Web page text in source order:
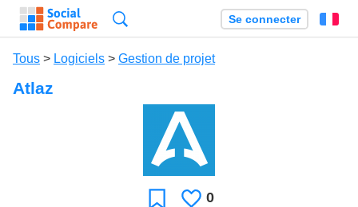
Se connecter
Tous > Logiciels > Gestion de projet
Atlaz
Favori J'aime
0